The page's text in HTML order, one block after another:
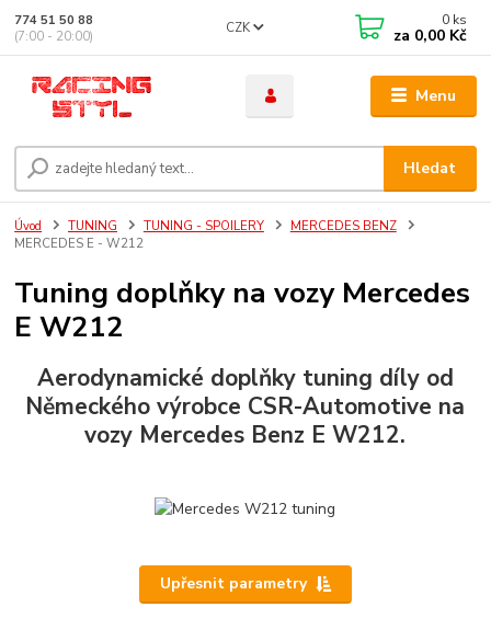
Menu
CZK
Hledat
774 51 50 88
(7:00 - 20:00)
0 ks
za 0,00 Kč
Úvod TUNING TUNING - SPOILERY
MERCEDES BENZ
MERCEDES E - W212
Tuning doplňky na vozy Mercedes
E W212
Aerodynamické doplňky tuning díly od
Německého výrobce CSR-Automotive na
vozy Mercedes Benz E W212.
Upřesnit parametry